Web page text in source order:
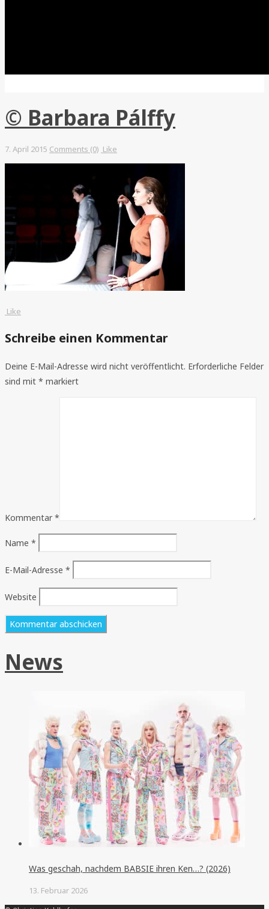
© Barbara Pálffy
7. April 2015 Comments (0) Like
Like
Schreibe einen Kommentar
Deine E-Mail-Adresse wird nicht veröffentlicht. Erforderliche Felder
sind mit * markiert
Kommentar *
Name *
E-Mail-Adresse *
Website
News
Was geschah, nachdem BABSIE ihren Ken…? (2026)
13. Februar 2026